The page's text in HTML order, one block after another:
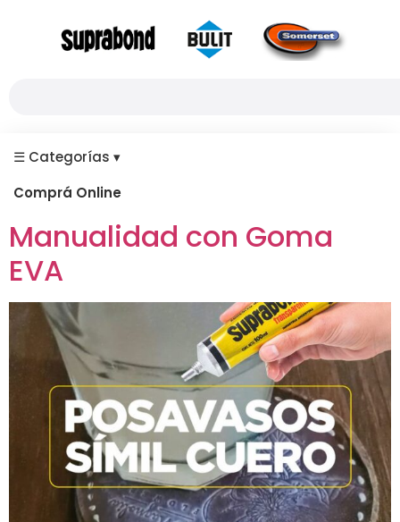
☰ Categorías ▾
Comprá Online
Manualidad con Goma
EVA